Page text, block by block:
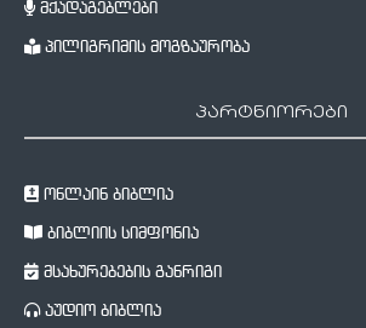
მქადაგებლები
პილიგრიმის მოგზაურობა
პარტნიორები
ონლაინ ბიბლია
ბიბლიის სიმფონია
მსახურებების განრიგი
აუდიო ბიბლია